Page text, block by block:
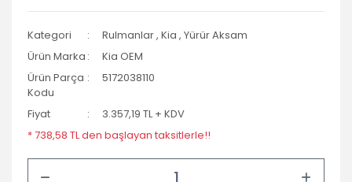
Kategori Rulmanlar, Kia , Yürür Aksam
Ürün Marka
Kia OEM
Ürün Parça
Kodu
5172038110
Fiyat
3.357,19 TL + KDV
* 738,58 TL den başlayan taksitlerle!!